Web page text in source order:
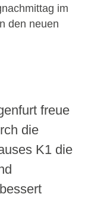
im
den neuen
freue
die
K1 die